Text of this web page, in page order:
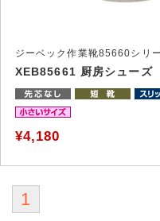
ジーベック作業靴85660シリ
XEB85661 厨房シューズ
¥4,180
1